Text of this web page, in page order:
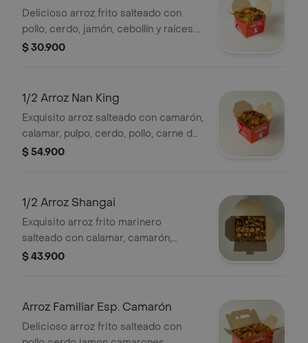
Delicioso arroz frito salteado con
pollo, cerdo, jamón, cebollín y raíces.
(sugerido para 1)
$ 30.900
1/2 Arroz Nan King
Exquisito arroz salteado con camarón,
calamar, pulpo, cerdo, pollo, carne de
res, tortilla de huevo, cebollín y raíces.
$ 54.900
1/2 Arroz Shangai
Exquisito arroz frito marinero
salteado con calamar, camarón,
palmito de cangrejo, trocitos de
$ 43.900
Arroz Familiar Esp. Camarón
Delicioso arroz frito salteado con